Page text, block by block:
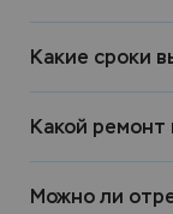
Какие сроки
Какой
Можно ли